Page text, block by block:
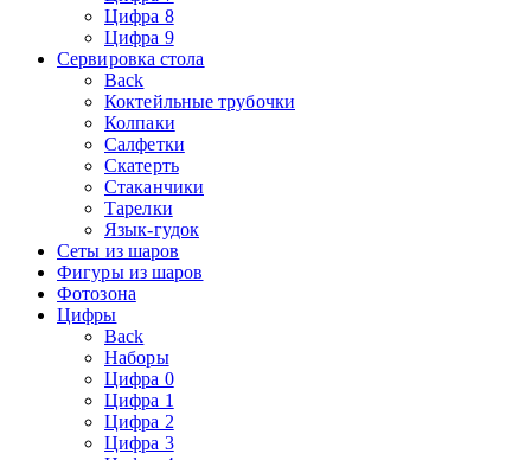
Цифра 8
Цифра 9
Сервировка стола
Back
Коктейльные трубочки
Колпаки
Салфетки
Скатерть
Стаканчики
Тарелки
Язык-гудок
Сеты из шаров
Фигуры из шаров
Фотозона
Цифры
Back
Наборы
Цифра 0
Цифра 1
Цифра 2
Цифра 3